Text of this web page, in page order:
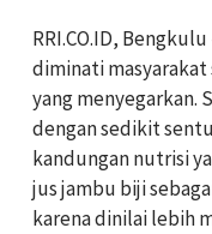
RRI.CO.ID,
diminati
yang menyegarkan.
dengan sedikit
kandungan nutrisi
jus jambu biji
karena dinilai lebih